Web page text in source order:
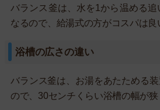
バランス釜は、水を1から温める追
なるので、給湯式の方がコスパは良
浴槽の広さの違い
バランス釜は、お湯をあたためる
ので、30センチくらい浴槽の幅が狭